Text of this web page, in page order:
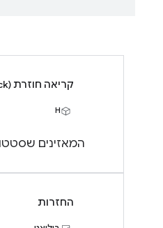
קריאה חוזרת (callback)
H
המאזינים
החזרות